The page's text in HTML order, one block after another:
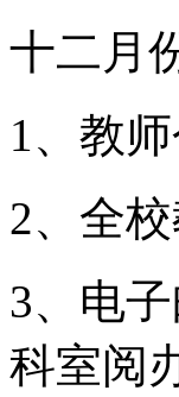
十二月
1、教
2、全
3、电
科室阅